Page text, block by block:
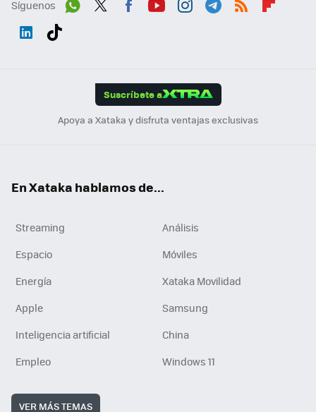
Síguenos
Suscríbete a
Apoya a Xataka y disfruta ventajas exclusivas
En Xataka hablamos de...
Streaming
Análisis
Espacio
Móviles
Energía
Xataka Movilidad
Apple
Samsung
Inteligencia artificial
China
Empleo
Windows 11
VER MÁS TEMAS